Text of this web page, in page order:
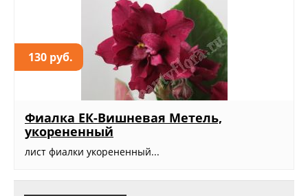
130 руб.
Фиалка ЕК-Вишневая Метель,
укорененный
лист фиалки укорененный...